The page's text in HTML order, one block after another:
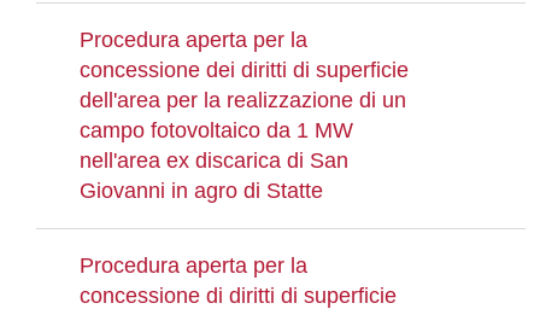
Procedura aperta per la
concessione dei diritti di superficie
dell'area per la realizzazione di un
campo fotovoltaico da 1 MW
nell'area ex discarica di San
Giovanni in agro di Statte
Procedura aperta per la
concessione di diritti di superficie